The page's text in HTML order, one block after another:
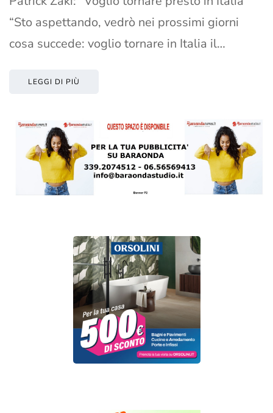
“Sto aspettando, vedrò nei prossimi giorni
cosa succede: voglio tornare in Italia il…
LEGGI DI PIÙ